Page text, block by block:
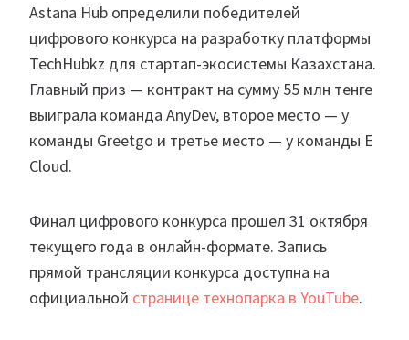
Astana Hub определили победителей
цифрового конкурса на разработку платформы
TechHubkz для стартап-экосистемы Казахстана.
Главный приз — контракт на сумму 55 млн тенге
выиграла команда AnyDev, второе место — у
команды Greetgo и третье место — у команды E
Cloud.
Финал цифрового конкурса прошел 31 октября
текущего года в онлайн-формате. Запись
прямой трансляции конкурса доступна на
официальной странице технопарка в YouTube.